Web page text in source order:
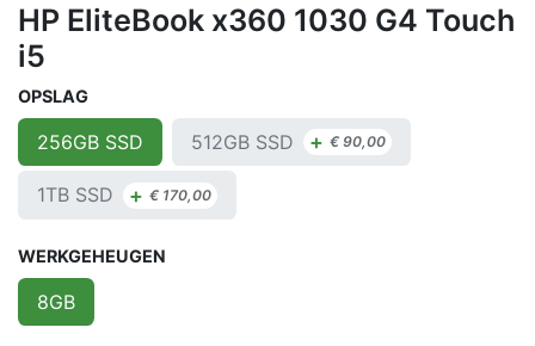
HP EliteBook x360 1030 G4 Touch
i5
OPSLAG
256GB SSD 512GB SSD + €90,00
1TB SSD + € 170,00
WERKGEHEUGEN
8GB